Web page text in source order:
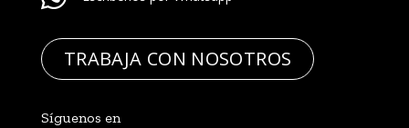
TRABAJA CON NOSOTROS
Síguenos en